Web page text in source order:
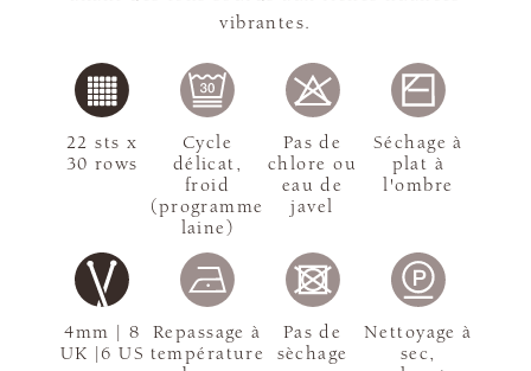
vibrantes.
4mm | 8
UK |6 US
22 sts x
30 rows
Cycle
délicat,
froid
(programme
laine)
Pas de
chlore ou
eau de
javel
Séchage à
plat à
l'ombre
Repassage à
température
Pas de
sèchage
Nettoyage à
sec,